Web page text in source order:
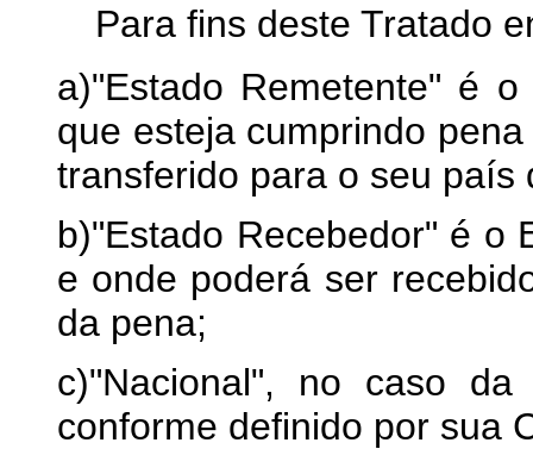
Para fins deste Tratado
a)"Estado Remetente" é
que esteja cumprindo
transferido para o seu país
b)"Estado Recebedor" é o
e onde poderá ser
da pena;
c)"Nacional", no caso
conforme definido por sua